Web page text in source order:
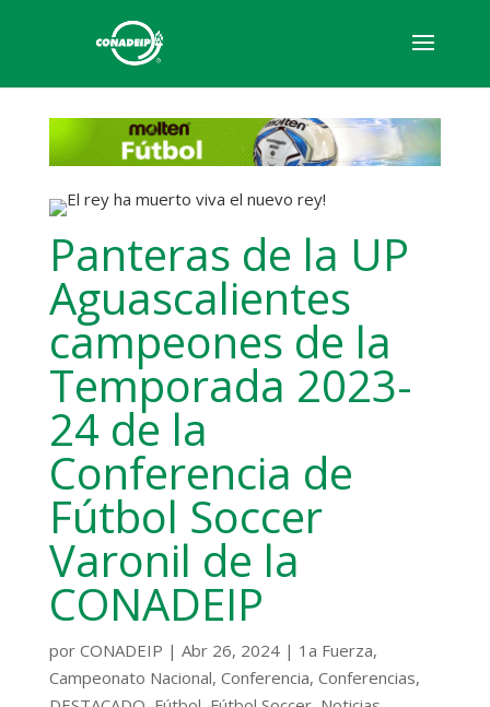
Panteras de la UP
Aguascalientes
campeones de la
Temporada 2023-
24 de la
Conferencia de
Fútbol Soccer
Varonil de la
CONADEIP
por CONADEIP | Abr 26, 2024| 1a Fuerza,
Campeonato Nacional, Conferencia, Conferencias,